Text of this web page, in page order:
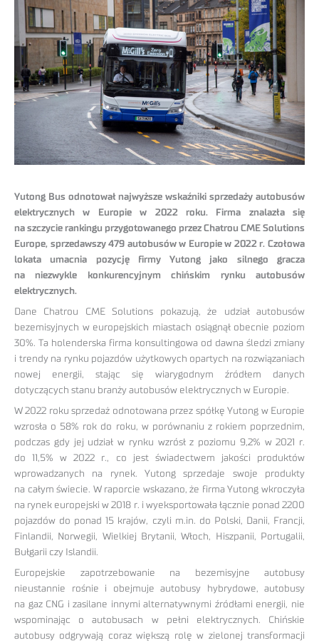
Yutong Bus odnotował najwyższe wskaźniki sprzedaży autobusów
elektrycznych w Europie w 2022 roku. Firma znalazła się
na szczycie rankingu przygotowanego przez Chatrou CME Solutions
Europe, sprzedawszy 479 autobusów w Europie w 2022 r. Czołowa
lokata umacnia pozycję firmy Yutong jako silnego gracza
na niezwykle konkurencyjnym chińskim rynku autobusów
elektrycznych.
Dane Chatrou CME Solutions pokazują, że udział autobusów
bezemisyjnych w europejskich miastach osiągnął obecnie poziom
30%. Ta holenderska firma konsultingowa od dawna śledzi zmiany
i trendy na rynku pojazdów użytkowych opartych na rozwiązaniach
nowej energii, stając się wiarygodnym źródłem danych
dotyczących stanu branży autobusów elektrycznych w Europie.
W 2022 roku sprzedaż odnotowana przez spółkę Yutong w Europie
wzrosła o 58% rok do roku, w porównaniu z rokiem poprzednim,
podczas gdy jej udział w rynku wzrósł z poziomu 9,2% w 2021 r.
do 11,5% w 2022 r., co jest świadectwem jakości produktów
wprowadzanych na rynek. Yutong sprzedaje swoje produkty
na całym świecie. W raporcie wskazano, że firma Yutong wkroczyła
na rynek europejski w 2018 r. i wyeksportowała łącznie ponad 2200
pojazdów do ponad 15 krajów, czyli m.in. do Polski, Danii, Francji,
Finlandii, Norwegii, Wielkiej Brytanii, Włoch, Hiszpanii, Portugalii,
Bułgarii czy Islandii.
Europejskie zapotrzebowanie na bezemisyjne autobusy
nieustannie rośnie i obejmuje autobusy hybrydowe, autobusy
na gaz CNG i zasilane innymi alternatywnymi źródłami energii, nie
wspominając o autobusach w pełni elektrycznych. Chińskie
autobusy odgrywają coraz większą rolę w zielonej transformacji